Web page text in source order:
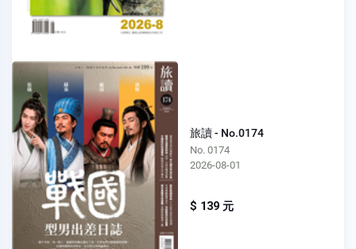
旅讀 - No.0174
No. 0174
2026-08-01
$ 139 元